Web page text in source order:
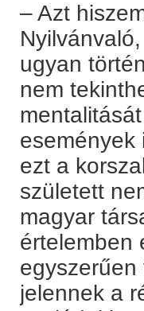
– Azt
ugyan
nem
események
ezt a
született
magyar
értelemben
jelennek a